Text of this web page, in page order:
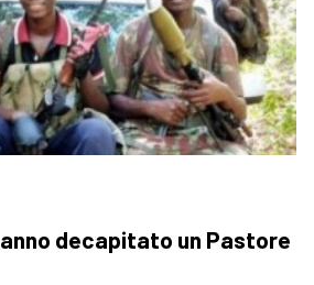
decapitato un Pastore